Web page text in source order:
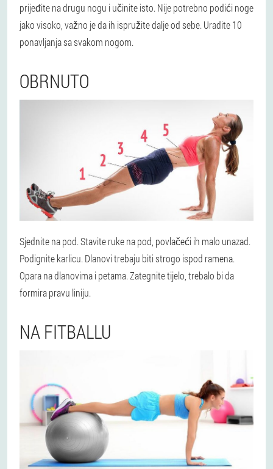
prijeđite na drugu nogu i učinite isto. Nije potrebno podići noge
jako visoko, važno je da ih ispružite dalje od sebe. Uradite 10
ponavljanja sa svakom nogom.
OBRNUTO
Sjednite na pod. Stavite ruke na pod, povlačeći ih malo unazad.
Podignite karlicu. Dlanovi trebaju biti strogo ispod ramena.
Opara na dlanovima i petama. Zategnite tijelo, trebalo bi da
formira pravu liniju.
NA FITBALLU